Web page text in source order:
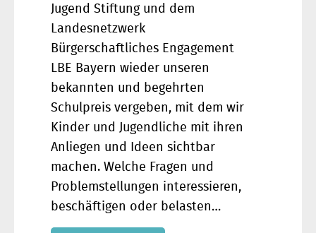
Jugend Stiftung und dem
Landesnetzwerk
Bürgerschaftliches Engagement
LBE Bayern wieder unseren
bekannten und begehrten
Schulpreis vergeben, mit dem wir
Kinder und Jugendliche mit ihren
Anliegen und Ideen sichtbar
machen. Welche Fragen und
Problemstellungen interessieren,
beschäftigen oder belasten…